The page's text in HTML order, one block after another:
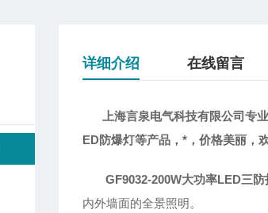
详细介绍 在线留言
上海言泉电气科技有限公司专
ED防爆灯等产品，*，价格美丽，
GF9032-200W大功率LED三防
内外墙面的全景照明。